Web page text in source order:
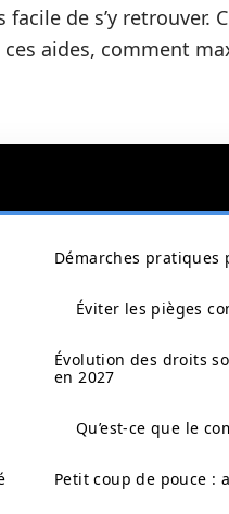
de s’y retrouver.
aides, comment
Démarches pratiques
Éviter les pièges
Évolution des droits
en 2027
Qu’est-ce que le
Petit coup de pouce :